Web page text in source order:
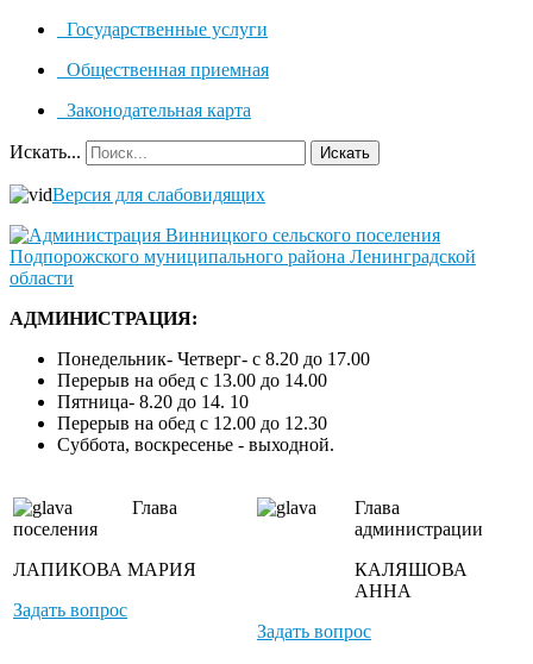
Государственные услуги
Общественная приемная
Законодательная карта
Искать... Искать
Версия для слабовидящих
АДМИНИСТРАЦИЯ:
Понедельник- Четверг- с 8.20 до 17.00
Перерыв на обед с 13.00 до 14.00
Пятница- 8.20 до 14. 10
Перерыв на обед с 12.00 до 12.30
Суббота, воскресенье - выходной.
Глава
поселения
ЛАПИКОВА МАРИЯ
Задать вопрос
Глава
администрации
КАЛЯШОВА
АННА
Задать вопрос